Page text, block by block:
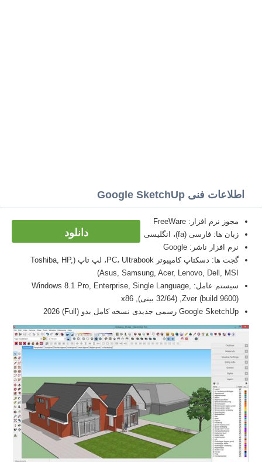
اطلاعات فنی Google SketchUp
دانلود
مجوز نرم افزار: FreeWare
زبان ها: فارسی (fa)، انگلیسی
نرم افزار ناشر: Google
گجت ها: دسکتاپ کامپیوتر PC، Ultrabook، لپ تاپ (Toshiba, HP,
Asus, Samsung, Acer, Lenovo, Dell, MSI)
سیستم عامل: Windows 8.1 Pro, Enterprise, Single Language,
Zver (build 9600), (32/64 بیتی), x86
Google SketchUp رسمی جدیدی نسخه کامل بدو (Full) 2026